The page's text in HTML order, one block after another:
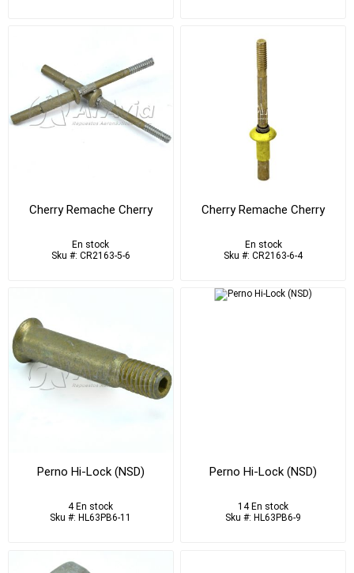
Cherry Remache Cherry
En stock
Sku #: CR2163-5-6
Cherry Remache Cherry
En stock
Sku #: CR2163-6-4
Perno Hi-Lock (NSD)
4 En stock
Sku #: HL63PB6-11
Perno Hi-Lock (NSD)
14 En stock
Sku #: HL63PB6-9